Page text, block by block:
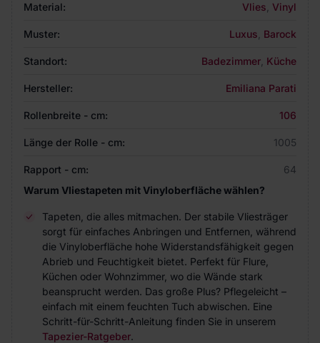
Material: Vlies Vinyl
Muster: Luxus Barock
Standort: Badezimmer Küche
Hersteller: Emiliana Parati
Rollenbreite - cm: 106
Länge der Rolle - cm: 1005
Rapport - cm:
64
Warum Vliestapeten mit Vinyloberfläche wählen?
Tapeten, die alles mitmachen. Der stabile Vliesträger
sorgt für einfaches Anbringen und Entfernen, während
die Vinyloberfläche hohe Widerstandsfähigkeit gegen
Abrieb und Feuchtigkeit bietet. Perfekt für Flure,
Küchen oder Wohnzimmer, wo die Wände stark
beansprucht werden. Das große Plus? Pflegeleicht –
einfach mit einem feuchten Tuch abwischen. Eine
Schritt-für-Schritt-Anleitung finden Sie in unserem
Tapezier-Ratgeber.